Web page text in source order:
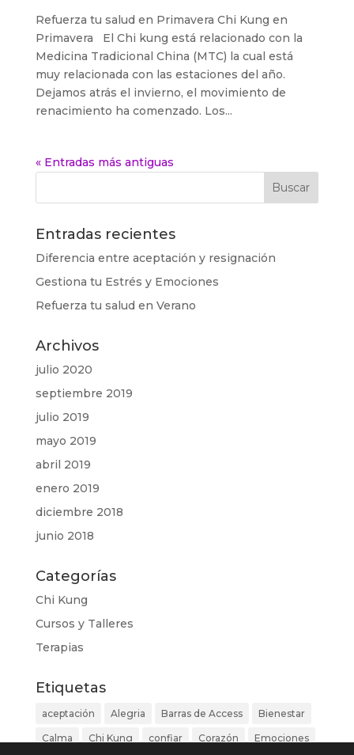
Refuerza tu salud en Primavera Chi Kung en
Primavera El Chi kung está relacionado con la
Medicina Tradicional China (MTC) la cual está
muy relacionada con las estaciones del año.
Dejamos atrás el invierno, el movimiento de
renacimiento ha comenzado. Los...
« Entradas más antiguas
Entradas recientes
Diferencia entre aceptación y resignación
Gestiona tu Estrés y Emociones
Refuerza tu salud en Verano
Archivos
julio 2020
septiembre 2019
julio 2019
mayo 2019
abril 2019
enero 2019
diciembre 2018
junio 2018
Categorías
Chi Kung
Cursos y Talleres
Terapias
Etiquetas
aceptación Alegria Barras de Access Bienestar
Calma Chi Kung confiar Corazón Emociones